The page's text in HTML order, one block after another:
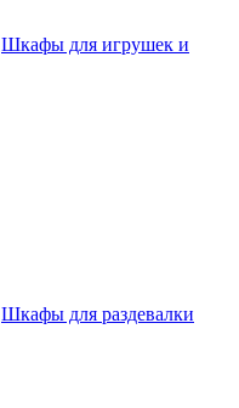
Шкафы для игрушек и
Шкафы для раздевалки